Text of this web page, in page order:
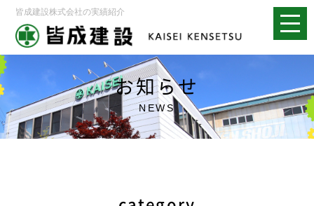
皆成建設株式会社の実績紹介
お知らせ
NEWS